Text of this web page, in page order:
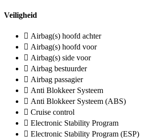
Veiligheid
Airbag(s) hoofd achter
Airbag(s) hoofd voor
Airbag(s) side voor
Airbag bestuurder
Airbag passagier
Anti Blokkeer Systeem
Anti Blokkeer Systeem (ABS)
Cruise control
Electronic Stability Program
Electronic Stability Program (ESP)